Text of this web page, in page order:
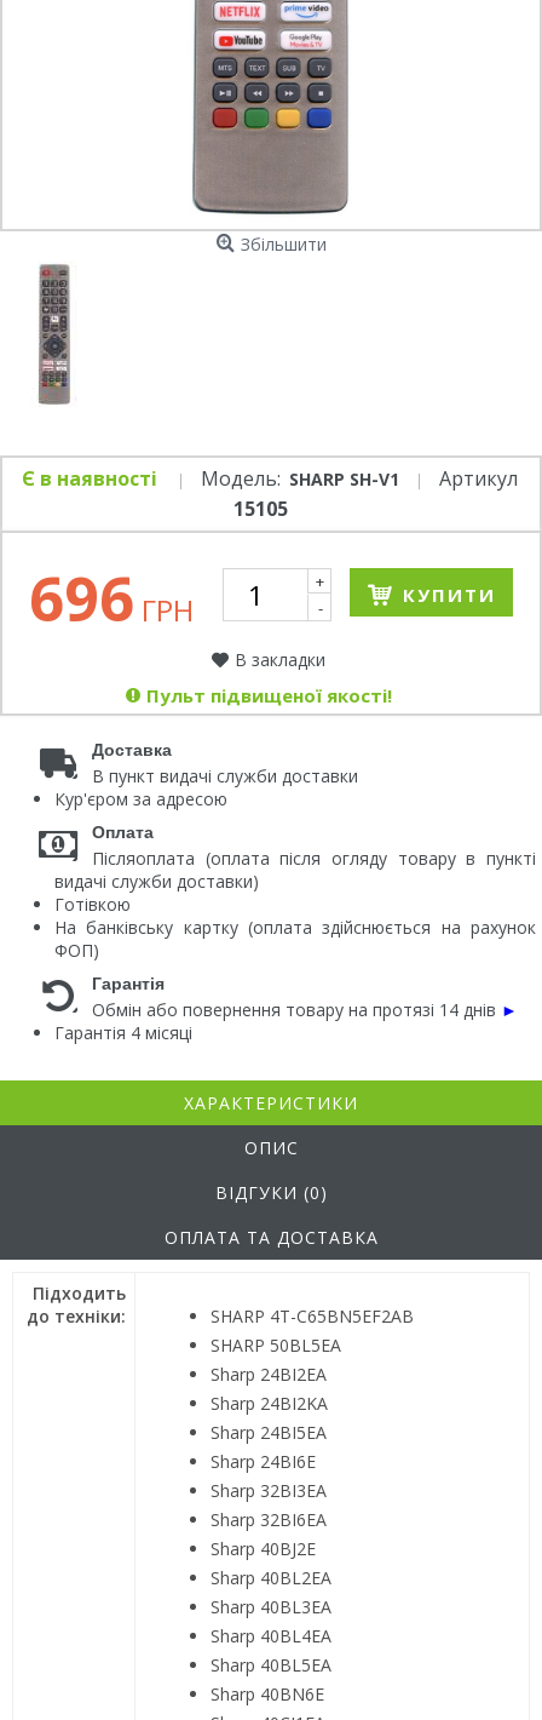
Збільшити
Є в наявності Модель: SHARP SH-V1
Артикул
15105
696 ГРН
+
-
КУПИТИ
В закладки
Пульт підвищеної якості!
Доставка
В пункт видачі служби доставки
Кур'єром за адресою
Оплата
Післяоплата (оплата після огляду товару в пункті
видачі служби доставки)
Готівкою
На банківську картку (оплата здійснюється на рахунок
ФОП)
Гарантія
Обмін або повернення товару на протязі 14 днів ►
Гарантія 4 місяці
ХАРАКТЕРИСТИКИ
ОПИС
ВІДГУКИ (0)
ОПЛАТА ТА ДОСТАВКА
Підходить
до техніки:
SHARP 4T-C65BN5EF2AB
SHARP 50BL5EA
Sharp 24BI2EA
Sharp 24BI2KA
Sharp 24BI5EA
Sharp 24BI6E
Sharp 32BI3EA
Sharp 32BI6EA
Sharp 40BJ2E
Sharp 40BL2EA
Sharp 40BL3EA
Sharp 40BL4EA
Sharp 40BL5EA
Sharp 40BN6E